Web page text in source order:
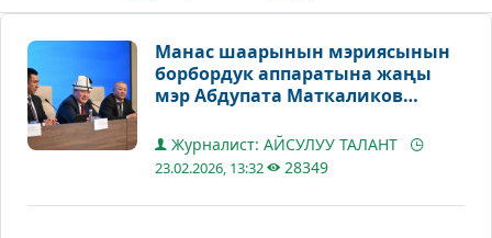
Манас шаарынын мэриясынын
борбордук аппаратына жаңы
мэр Абдупата Маткаликов
Журналист: АЙСУЛУУ ТАЛАНТ
23.02.2026, 13:32 28349